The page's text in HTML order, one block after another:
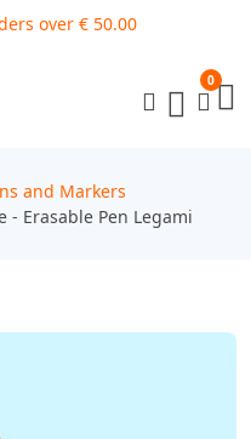
over € 50.00
0
and Markers
- Erasable Pen Legami